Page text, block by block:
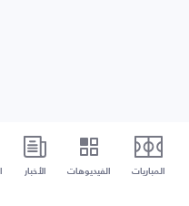
المباريات الفيديوهات الأخبار